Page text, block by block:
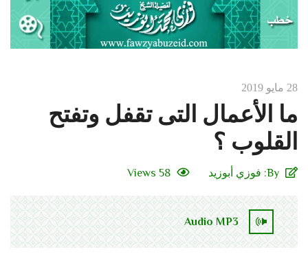
28 مايو 2019
ما الأعمال التى تقفل وتفتح
القلوب ؟
By: فوزي أبوزيد 58 Views
Audio MP3